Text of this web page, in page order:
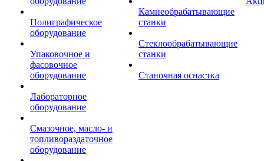
Полиграфическое
оборудование
Упаковочное и
фасовочное
оборудование
Лабораторное
оборудование
Смазочное, масло- и
топливораздаточное
оборудование
Камнеобрабатывающие
станки
Стеклообрабатывающие
станки
Станочная оснастка